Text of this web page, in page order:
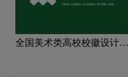
全国美术类高校校徽设计理